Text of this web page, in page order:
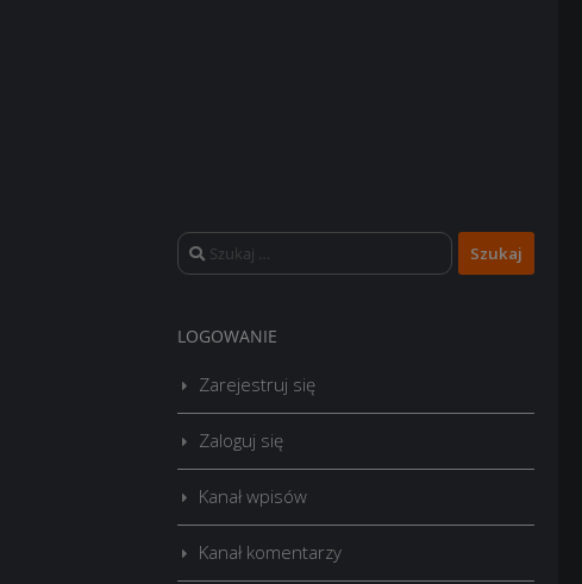
Szukaj:
LOGOWANIE
Zarejestruj się
Zaloguj się
Kanał wpisów
Kanał komentarzy